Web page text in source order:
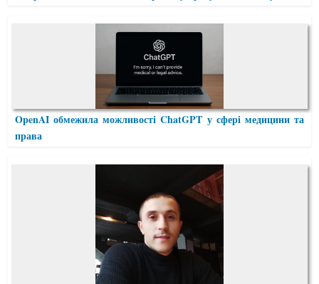
OpenAI обмежила можливості ChatGPT у сфері медицини та
права